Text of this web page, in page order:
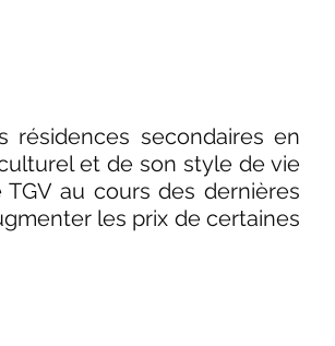
secondaires en
et de son style de vie
au cours des dernières
les prix de certaines